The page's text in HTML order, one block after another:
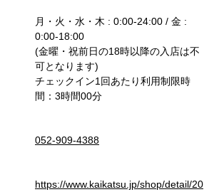
月・火・水・木 : 0:00-24:00 / 金 :
0:00-18:00
(金曜・祝前日の18時以降の入店は不
可となります)
チェックイン1回あたり利用制限時
間：3時間00分
052-909-4388
https://www.kaikatsu.jp/shop/detail/20